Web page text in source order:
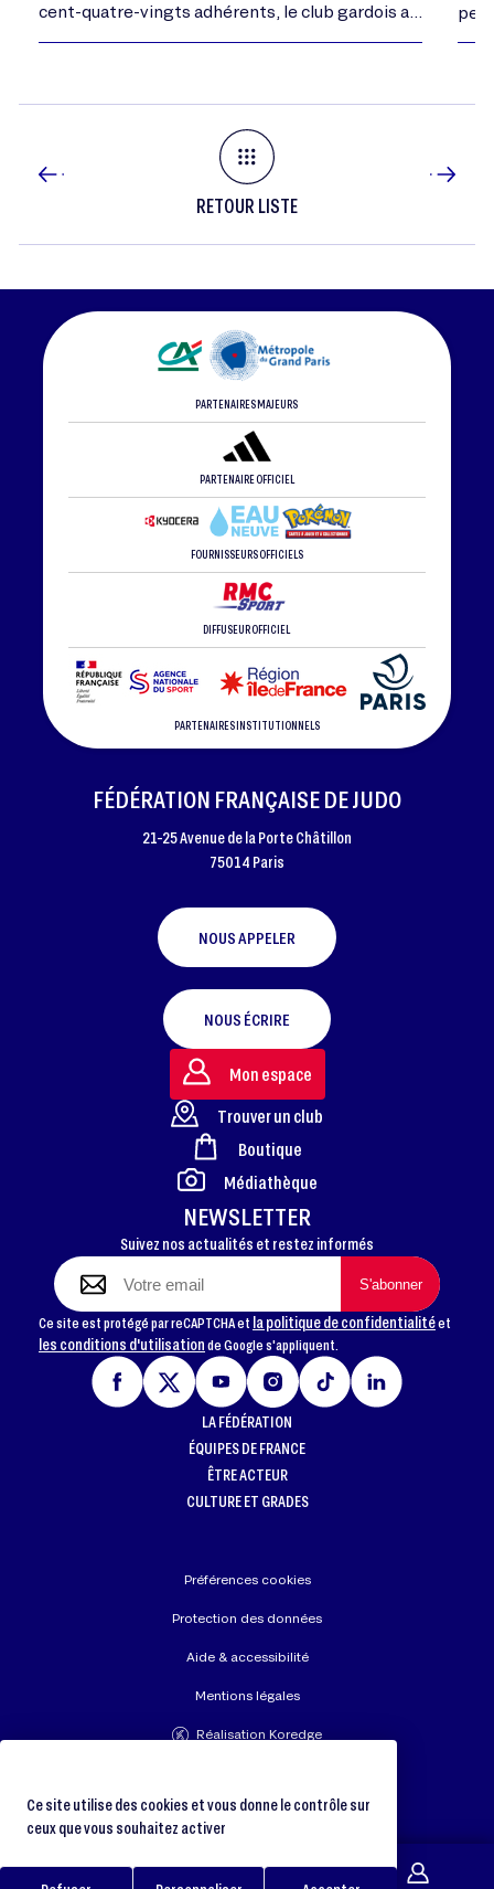
cent-quatre-vingts adhérents, le club gardois a
RETOUR LISTE
PARTENAIRES MAJEURS
PARTENAIRE OFFICIEL
FOURNISSEURS OFFICIELS
DIFFUSEUR OFFICIEL
PARTENAIRES INSTITUTIONNELS
FOOTER
FÉDÉRATION FRANÇAISE DE JUDO
21-25 Avenue de la Porte Châtillon
75014 Paris
NOUS APPELER
NOUS ÉCRIRE
NEWSLETTER
Suivez nos actualités et restez informés
Ce site est protégé par reCAPTCHA et la politique de confidentialitéet
les conditions d'utilisationde Google s'appliquent.
Mon espace
Trouver un club
Boutique
Médiathèque
LA FÉDÉRATION
ÉQUIPES DE FRANCE
ÊTRE ACTEUR
CULTURE ET GRADES
Préférences cookies
Protection des données
Aide & accessibilité
Mentions légales
Réalisation Koredge
Ce site utilise des cookies et vous donne le contrôle sur
ceux que vous souhaitez activer